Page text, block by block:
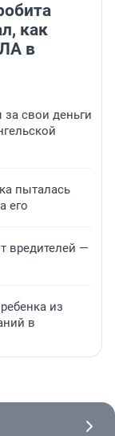
как
в
свои деньги
пыталась
его
вредителей —
из
в